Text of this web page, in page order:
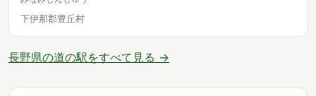
下伊那郡豊丘村
長野県の道の駅をすべて見る →